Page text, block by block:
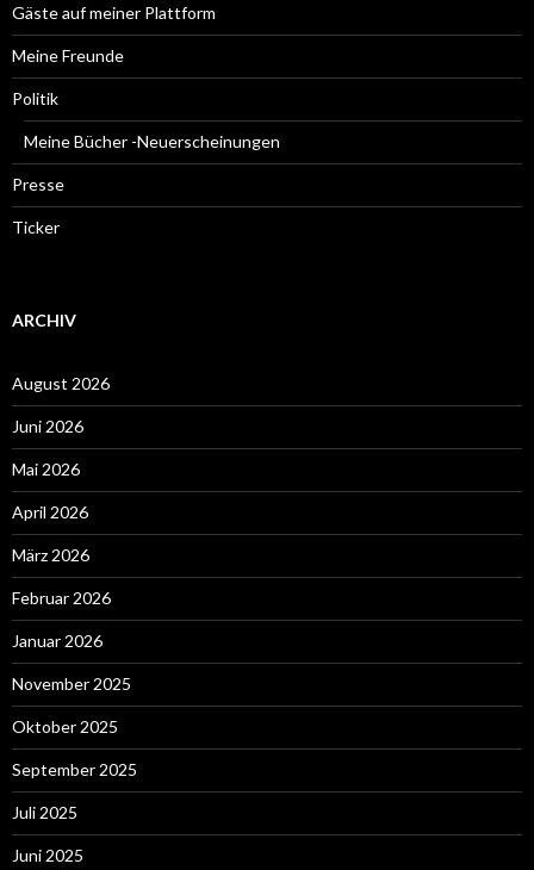
Gäste auf meiner Plattform
Meine Freunde
Politik
Meine Bücher -Neuerscheinungen
Presse
Ticker
ARCHIV
August 2026
Juni 2026
Mai 2026
April 2026
März 2026
Februar 2026
Januar 2026
November 2025
Oktober 2025
September 2025
Juli 2025
Juni 2025